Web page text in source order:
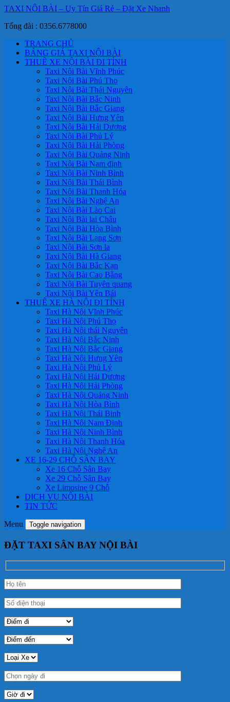
TAXI NỘI BÀI – Uy Tín Giá Rẻ – Đặt Xe Nhanh
Tổng đài : 0356.6778000
TRANG CHỦ
BẢNG GIÁ TAXI NỘI BÀI
THUÊ XE NỘI BÀI ĐI TỈNH
Taxi Nội Bài Vĩnh Phúc
Taxi Nội Bài Phú Thọ
Taxi Nội Bài Thái Nguyên
Taxi Nội Bài Bắc Ninh
Taxi Nội Bài Bắc Giang
Taxi Nội Bài Hưng Yên
Taxi Nội Bài Hải Dương
Taxi Nội Bài Phủ Lý
Taxi Nội Bài Hải Phòng
Taxi Nội Bài Quảng Ninh
Taxi Nội Bài Nam định
Taxi Nội Bài Ninh Bình
Taxi Nội Bài Thái Bình
Taxi Nội Bài Thanh Hóa
Taxi Nội Bài Nghệ An
Taxi Nội Bài Lào Cai
Taxi Nội Bài lai Châu
Taxi Nội Bài Hòa Bình
Taxi Nội Bài Lạng Sơn
Taxi Nội Bài Sơn la
Taxi Nội Bài Hà Giang
Taxi Nội Bài Bắc Kạn
Taxi Nội Bài Cao Bằng
Taxi Nội Bài Tuyên quang
Taxi Nội Bài Yên Bái
THUÊ XE HÀ NỘI ĐI TỈNH
Taxi Hà Nội Vĩnh Phúc
Taxi Hà Nội Phú Thọ
Taxi Hà Nội thái Nguyên
Taxi Hà Nội Bắc Ninh
Taxi Hà Nội Bắc Giang
Taxi Hà Nội Hưng Yên
Taxi Hà Nội Phủ Lý
Taxi Hà Nội Hải Dương
Taxi Hà Nội Hải Phòng
Taxi Hà Nội Quảng Ninh
Taxi Hà Nội Hòa Bình
Taxi Hà Nội Thái Binh
Taxi Hà Nội Nam Định
Taxi Hà Nội Ninh Bình
Taxi Hà Nội Thanh Hóa
Taxi Hà Nội Nghệ An
XE 16-29 CHỖ SÂN BAY
Xe 16 Chỗ Sân Bay
Xe 29 Chỗ Sân Bay
Xe Limosine 9 Chỗ
DỊCH VỤ NỘI BÀI
TIN TỨC
Menu Toggle navigation
ĐẶT TAXI SÂN BAY NỘI BÀI